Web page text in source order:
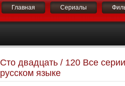
Главная Сериалы
Сто двадцать / 120 Все
русском языке